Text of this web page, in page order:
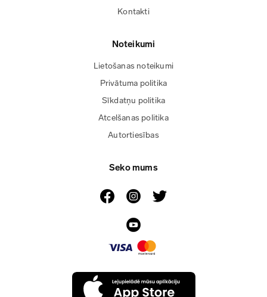
Kontakti
Noteikumi
Lietošanas noteikumi
Privātuma politika
Sīkdatņu politika
Atcelšanas politika
Autortiesības
Seko mums